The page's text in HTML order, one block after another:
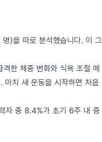
)을 따로 분석했습니다. 이 그
한 체중 변화와 식욕 조절 메
마치 새 운동을 시작하면 처음
자 중 8.4%가 초기 6주 내 증